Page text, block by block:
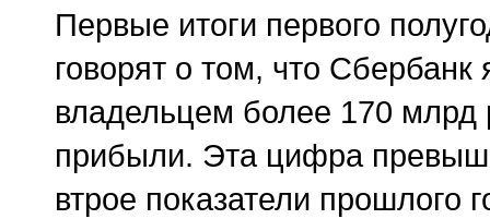
Первые итоги первого
говорят о том, что Сбербанк
владельцем более 170 млрд
прибыли. Эта цифра
втрое показатели прошлого